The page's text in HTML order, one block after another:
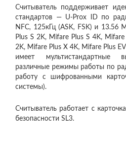
Считыватель поддерживает
стандартов — U-Prox ID по
NFC, 125кГц (ASK, FSK) и 13.56
Plus S 2K, Mifare Plus S 4K,
2K, Mifare Plus X 4K, Mifare Plus
имеет мультистандартные
различные режимы работы по
работу с шифрованными
системы).
Считыватель работает с
безопасности SL3.